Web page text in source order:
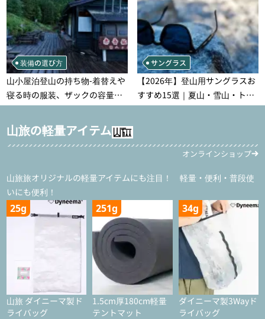
装備の選び方
山小屋泊登山の持ち物‐着替えや
寝る時の服装、ザックの容量な
どを徹底紹介！1泊2日、2泊3日
用のリスト付き
サングラス
【2026年】登山用サングラスお
すすめ15選｜夏山・雪山・トレ
ラン別、シーンで選ぶ失敗しな
山旅の軽量アイテム
オンラインショップ
山旅旅オリジナルの軽量アイテムにも注目！ 軽量・便利・普段使
いにも便利！
25g
山旅 ダイニーマ製ド
ライバッグ
251g
1.5cm厚180cm軽量
テントマット
34g
ダイニーマ製3Wayド
ライバッグ